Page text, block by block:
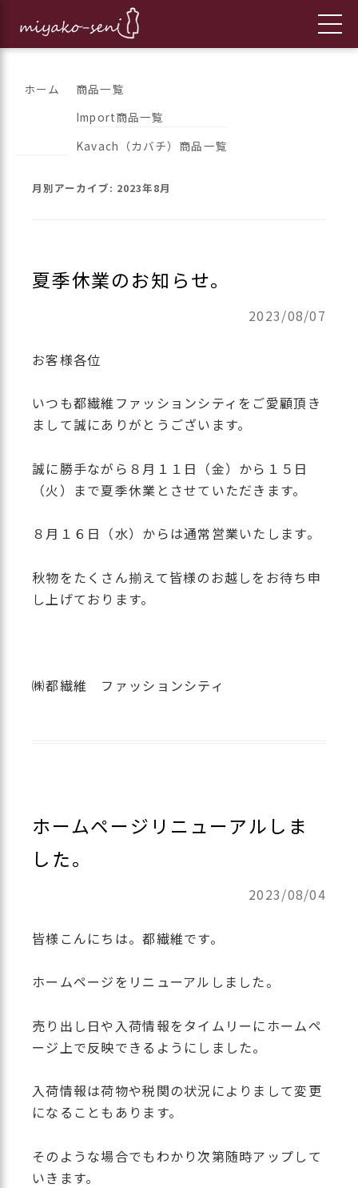
フランス、イタリア、アメリカ
のインポートファッションとオ
都繊維の日々のニュースをお伝えします
ホーム
商品一覧
Import商品一覧
Kavach（カバチ）商品一覧
月別アーカイブ: 2023年8月
夏季休業のお知らせ。
2023/08/07
お客様各位
いつも都繊維ファッションシティをご愛顧頂き
まして誠にありがとうございます。
誠に勝手ながら８月１１日（金）から１５日
（火）まで夏季休業とさせていただきます。
８月１６日（水）からは通常営業いたします。
秋物をたくさん揃えて皆様のお越しをお待ち申
し上げております。
㈱都繊維 ファッションシティ
ホームページリニューアルしま
した。
2023/08/04
皆様こんにちは。都繊維です。
ホームページをリニューアルしました。
売り出し日や入荷情報をタイムリーにホームペ
ージ上で反映できるようにしました。
入荷情報は荷物や税関の状況によりまして変更
になることもあります。
そのような場合でもわかり次第随時アップして
いきます。